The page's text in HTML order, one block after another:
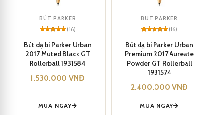
BÚT PARKER
out of 5
based on
customer
(16)
Bút dạ bi Parker Urban
2017 Muted Black GT
Rollerball 1931584
1.530.000 VNĐ
MUA NGAY
BÚT PARKER
out of 5
based on
customer
(16)
Bút dạ bi Parker Urban
Premium 2017 Aureate
Powder GT Rollerball
1931574
2.400.000 VNĐ
MUA NGAY